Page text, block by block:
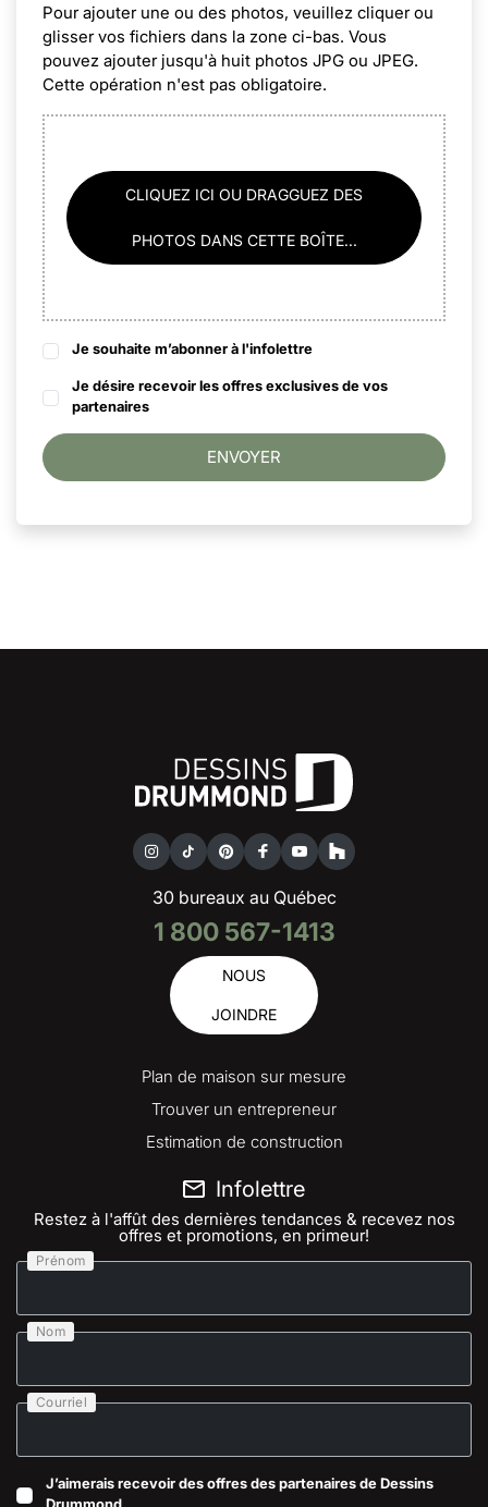
Pour ajouter une ou des photos, veuillez cliquer ou
glisser vos fichiers dans la zone ci-bas. Vous
pouvez ajouter jusqu'à huit photos JPG ou JPEG.
Cette opération n'est pas obligatoire.
CLIQUEZ ICI OU DRAGGUEZ DES
PHOTOS DANS CETTE BOÎTE...
Je souhaite m’abonner à l'infolettre
Je désire recevoir les offres exclusives de vos
partenaires
ENVOYER
30 bureaux au Québec
1 800 567-1413
NOUS
JOINDRE
Plan de maison sur mesure
Trouver un entrepreneur
Estimation de construction
Infolettre
Restez à l'affût des dernières tendances & recevez nos
offres et promotions, en primeur!
Prénom
Nom
Courriel
J’aimerais recevoir des offres des partenaires de Dessins
Drummond